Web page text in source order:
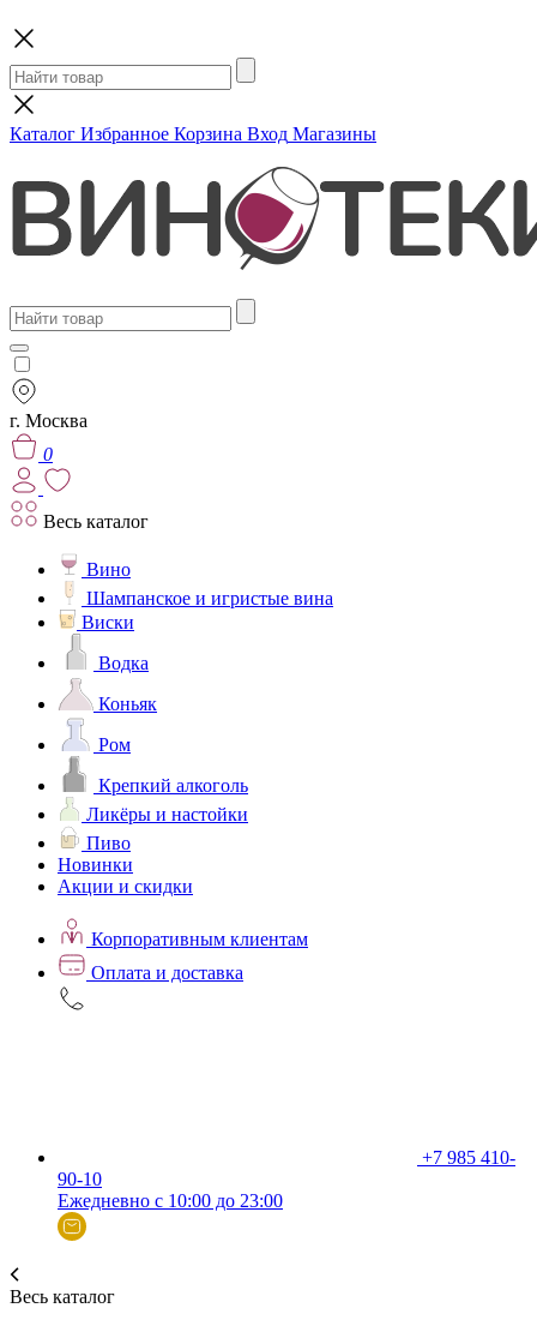
Каталог Избранное Корзина Вход Магазины
г. Москва
0
Весь каталог
Вино
Шампанское и игристые вина
Виски
Водка
Коньяк
Ром
Крепкий алкоголь
Ликёры и настойки
Пиво
Новинки
Акции и скидки
Корпоративным клиентам
Оплата и доставка
+7 985 410-
90-10
Ежедневно с 10:00 до 23:00
Весь каталог